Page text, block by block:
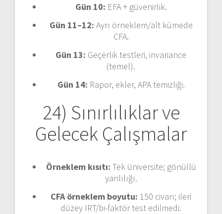
Gün 10: EFA + güvenirlik.
Gün 11–12: Ayrı örneklem/alt kümede
CFA.
Gün 13: Geçerlik testleri, invariance
(temel).
Gün 14: Rapor, ekler, APA temizliği.
24) Sınırlılıklar ve
Gelecek Çalışmalar
Örneklem kısıtı: Tek üniversite; gönüllü
yanlılığı.
CFA örneklem boyutu: 150 civarı; ileri
düzey IRT/bi-faktör test edilmedi.